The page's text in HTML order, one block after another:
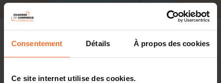
Consentement Détails À propos des cookies
Ce site internet utilise des cookies.